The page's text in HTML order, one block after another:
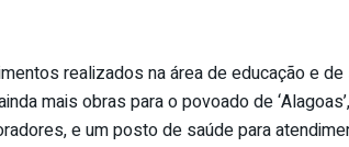
realizados na área de educação e
mais obras para o povoado de
e um posto de saúde para